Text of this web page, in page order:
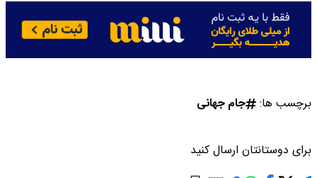
برچسب ها: جام جهانی
برای دوستانتان ارسال کنید